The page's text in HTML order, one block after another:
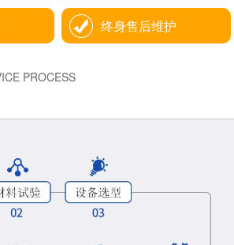
终身售后维护
PROCESS